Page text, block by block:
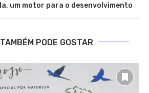
um motor para o desenvolvimento
PODE GOSTAR